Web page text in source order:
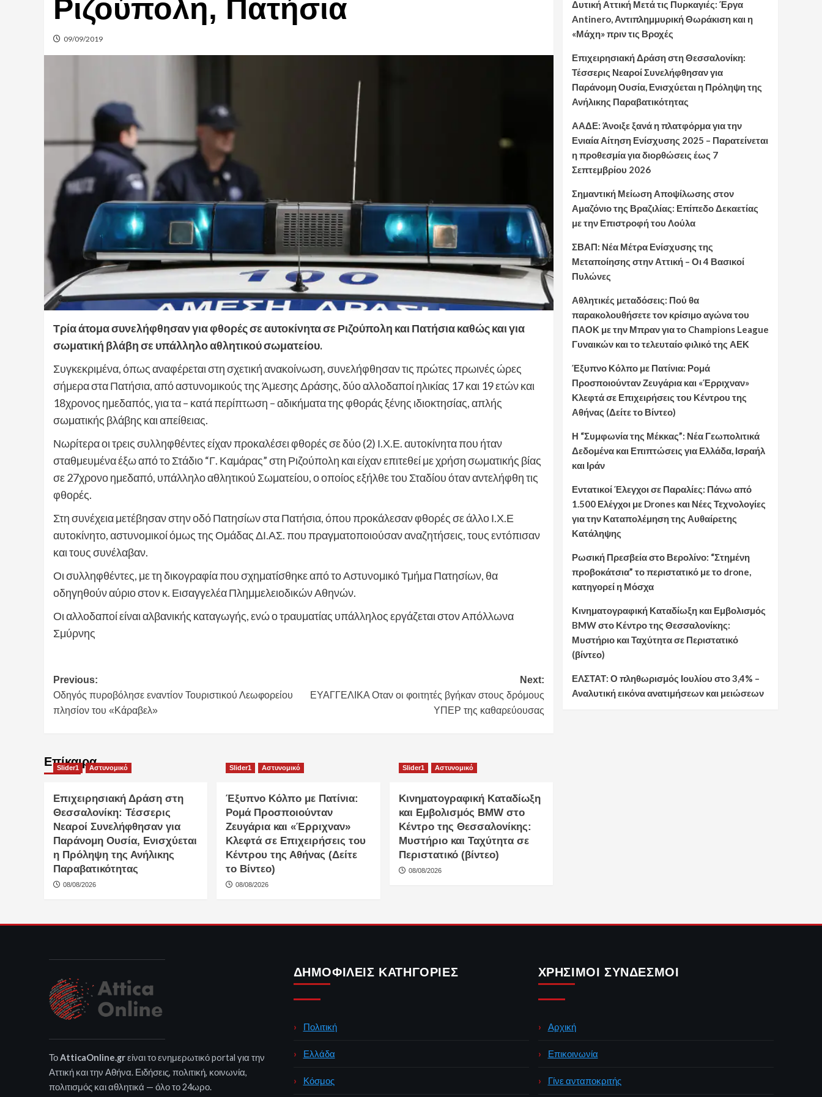
Ριζούπολη, Πατήσια
09/09/2019
Τρία άτομα συνελήφθησαν για φθορές σε αυτοκίνητα σε Ριζούπολη και Πατήσια καθώς και για
σωματική βλάβη σε υπάλληλο αθλητικού σωματείου.
Συγκεκριμένα, όπως αναφέρεται στη σχετική ανακοίνωση, συνελήφθησαν τις πρώτες πρωινές ώρες
σήμερα στα Πατήσια, από αστυνομικούς της Άμεσης Δράσης, δύο αλλοδαποί ηλικίας 17 και 19 ετών και
18χρονος ημεδαπός, για τα – κατά περίπτωση – αδικήματα της φθοράς ξένης ιδιοκτησίας, απλής
σωματικής βλάβης και απείθειας.
Νωρίτερα οι τρεις συλληφθέντες είχαν προκαλέσει φθορές σε δύο (2) Ι.Χ.Ε. αυτοκίνητα που ήταν
σταθμευμένα έξω από το Στάδιο “Γ. Καμάρας” στη Ριζούπολη και είχαν επιτεθεί με χρήση σωματικής βίας
σε 27χρονο ημεδαπό, υπάλληλο αθλητικού Σωματείου, ο οποίος εξήλθε του Σταδίου όταν αντελήφθη τις
φθορές.
Στη συνέχεια μετέβησαν στην οδό Πατησίων στα Πατήσια, όπου προκάλεσαν φθορές σε άλλο Ι.Χ.Ε
αυτοκίνητο, αστυνομικοί όμως της Ομάδας ΔΙ.ΑΣ. που πραγματοποιούσαν αναζητήσεις, τους εντόπισαν
και τους συνέλαβαν.
Οι συλληφθέντες, με τη δικογραφία που σχηματίσθηκε από το Αστυνομικό Τμήμα Πατησίων, θα
οδηγηθούν αύριο στον κ. Εισαγγελέα Πλημμελειοδικών Αθηνών.
Οι αλλοδαποί είναι αλβανικής καταγωγής, ενώ ο τραυματίας υπάλληλος εργάζεται στον Απόλλωνα
Σμύρνης
Post
navigation
Previous:
Οδηγός πυροβόλησε εναντίον Τουριστικού Λεωφορείου
πλησίον του «Κάραβελ»
Next:
ΕΥΑΓΓΕΛΙΚΑ Οταν οι φοιτητές βγήκαν στους δρόμους
ΥΠΕΡ της καθαρεύουσας
Επίκαιρα
Slider1 Αστυνομικό
Επιχειρησιακή Δράση στη
Θεσσαλονίκη: Τέσσερις
Νεαροί Συνελήφθησαν για
Παράνομη Ουσία, Ενισχύεται
η Πρόληψη της Ανήλικης
Παραβατικότητας
08/08/2026
Slider1 Αστυνομικό
Έξυπνο Κόλπο με Πατίνια:
Ρομά Προσποιούνταν
Ζευγάρια και «Έρριχναν»
Κλεφτά σε Επιχειρήσεις του
Κέντρου της Αθήνας (Δείτε
το Βίντεο)
08/08/2026
Slider1 Αστυνομικό
Κινηματογραφική Καταδίωξη
και Εμβολισμός BMW στο
Κέντρο της Θεσσαλονίκης:
Μυστήριο και Ταχύτητα σε
Περιστατικό (βίντεο)
08/08/2026
Δυτική Αττική Μετά τις Πυρκαγιές: Έργα
Antinero, Αντιπλημμυρική Θωράκιση και η
«Μάχη» πριν τις Βροχές
Επιχειρησιακή Δράση στη Θεσσαλονίκη:
Τέσσερις Νεαροί Συνελήφθησαν για
Παράνομη Ουσία, Ενισχύεται η Πρόληψη της
Ανήλικης Παραβατικότητας
ΑΑΔΕ: Άνοιξε ξανά η πλατφόρμα για την
Ενιαία Αίτηση Ενίσχυσης 2025 – Παρατείνεται
η προθεσμία για διορθώσεις έως 7
Σεπτεμβρίου 2026
Σημαντική Μείωση Αποψίλωσης στον
Αμαζόνιο της Βραζιλίας: Επίπεδο Δεκαετίας
με την Επιστροφή του Λούλα
ΣΒΑΠ: Νέα Μέτρα Ενίσχυσης της
Μεταποίησης στην Αττική – Οι 4 Βασικοί
Πυλώνες
Αθλητικές μεταδόσεις: Πού θα
παρακολουθήσετε τον κρίσιμο αγώνα του
ΠΑΟΚ με την Μπραν για το Champions League
Γυναικών και το τελευταίο φιλικό της ΑΕΚ
Έξυπνο Κόλπο με Πατίνια: Ρομά
Προσποιούνταν Ζευγάρια και «Έρριχναν»
Κλεφτά σε Επιχειρήσεις του Κέντρου της
Αθήνας (Δείτε το Βίντεο)
Η “Συμφωνία της Μέκκας”: Νέα Γεωπολιτικά
Δεδομένα και Επιπτώσεις για Ελλάδα, Ισραήλ
και Ιράν
Εντατικοί Έλεγχοι σε Παραλίες: Πάνω από
1.500 Ελέγχοι με Drones και Νέες Τεχνολογίες
για την Καταπολέμηση της Αυθαίρετης
Κατάληψης
Ρωσική Πρεσβεία στο Βερολίνο: “Στημένη
προβοκάτσια” το περιστατικό με το drone,
κατηγορεί η Μόσχα
Κινηματογραφική Καταδίωξη και Εμβολισμός
BMW στο Κέντρο της Θεσσαλονίκης:
Μυστήριο και Ταχύτητα σε Περιστατικό
(βίντεο)
ΕΛΣΤΑΤ: Ο πληθωρισμός Ιουλίου στο 3,4% –
Αναλυτική εικόνα ανατιμήσεων και μειώσεων
ΤοAtticaOnline.grείναι το ενημερωτικό portal για την
Αττική και την Αθήνα. Ειδήσεις, πολιτική, κοινωνία,
πολιτισμός και αθλητικά — όλο το 24ωρο.
ΔΗΜΟΦΙΛΕΊΣ ΚΑΤΗΓΟΡΊΕΣ
Πολιτική
Ελλάδα
Κόσμος
ΧΡΉΣΙΜΟΙ ΣΎΝΔΕΣΜΟΙ
Αρχική
Επικοινωνία
Γίνε ανταποκριτής